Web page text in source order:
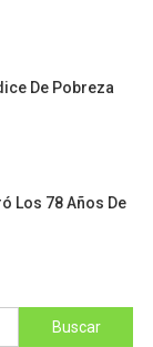
De Pobreza
Los 78 Años De
Buscar: